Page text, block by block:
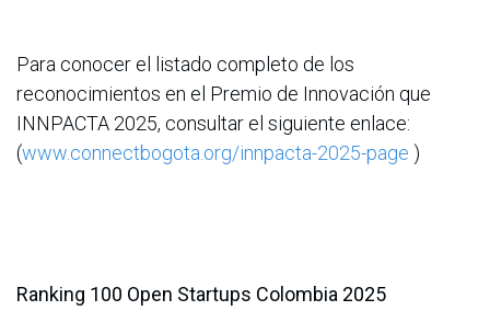
Para conocer el listado completo de los
reconocimientos en el Premio de Innovación que
INNPACTA 2025, consultar el siguiente enlace:
(www.connectbogota.org/innpacta-2025-page )
Ranking 100 Open Startups Colombia 2025